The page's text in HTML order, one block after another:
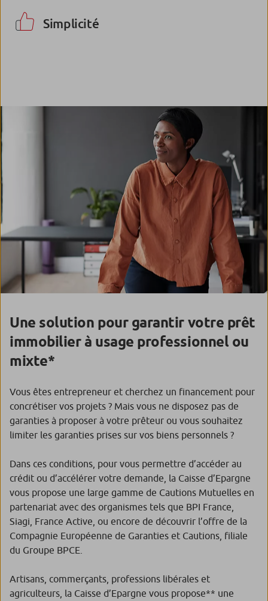
Simplicité
Une solution pour garantir votre prêt
immobilier à usage professionnel ou
mixte*
Vous êtes entrepreneur et cherchez un financement pour
concrétiser vos projets ? Mais vous ne disposez pas de
garanties à proposer à votre prêteur ou vous souhaitez
limiter les garanties prises sur vos biens personnels ?
Dans ces conditions, pour vous permettre d’accéder au
crédit ou d’accélérer votre demande, la Caisse d’Epargne
vous propose une large gamme de Cautions Mutuelles en
partenariat avec des organismes tels que BPI France,
Siagi, France Active, ou encore de découvrir l’offre de la
Compagnie Européenne de Garanties et Cautions, filiale
du Groupe BPCE.
Artisans, commerçants, professions libérales et
agriculteurs, la Caisse d’Epargne vous propose** une